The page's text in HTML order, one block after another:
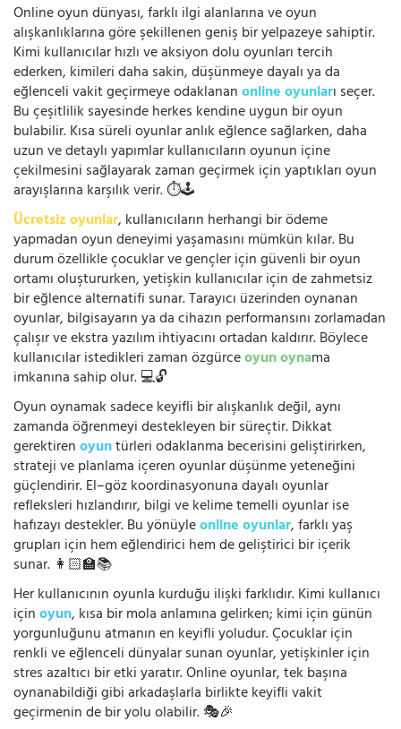
Online oyun dünyası, farklı ilgi alanlarına ve oyun
alışkanlıklarına göre şekillenen geniş bir yelpazeye sahiptir.
Kimi kullanıcılar hızlı ve aksiyon dolu oyunları tercih
ederken, kimileri daha sakin, düşünmeye dayalı ya da
eğlenceli vakit geçirmeye odaklananonline oyunları seçer.
Bu çeşitlilik sayesinde herkes kendine uygun bir oyun
bulabilir. Kısa süreli oyunlar anlık eğlence sağlarken, daha
uzun ve detaylı yapımlar kullanıcıların oyunun içine
çekilmesini sağlayarak zaman geçirmek için yaptıkları oyun
arayışlarına karşılık verir. ⏱️🕹️
Ücretsiz oyunlar, kullanıcıların herhangi bir ödeme
yapmadan oyun deneyimi yaşamasını mümkün kılar. Bu
durum özellikle çocuklar ve gençler için güvenli bir oyun
ortamı oluştururken, yetişkin kullanıcılar için de zahmetsiz
bir eğlence alternatifi sunar. Tarayıcı üzerinden oynanan
oyunlar, bilgisayarın ya da cihazın performansını zorlamadan
çalışır ve ekstra yazılım ihtiyacını ortadan kaldırır. Böylece
kullanıcılar istedikleri zaman özgürceoyun oynama
imkanına sahip olur. 💻🔓
Oyun oynamak sadece keyifli bir alışkanlık değil, aynı
zamanda öğrenmeyi destekleyen bir süreçtir. Dikkat
gerektirenoyuntürleri odaklanma becerisini geliştirirken,
strateji ve planlama içeren oyunlar düşünme yeteneğini
güçlendirir. El–göz koordinasyonuna dayalı oyunlar
refleksleri hızlandırır, bilgi ve kelime temelli oyunlar ise
hafızayı destekler. Bu yönüyleonline oyunlar, farklı yaş
grupları için hem eğlendirici hem de geliştirici bir içerik
sunar. 👩🏻‍🏫📚
Her kullanıcının oyunla kurduğu ilişki farklıdır. Kimi kullanıcı
içinoyun, kısa bir mola anlamına gelirken; kimi için günün
yorgunluğunu atmanın en keyifli yoludur. Çocuklar için
renkli ve eğlenceli dünyalar sunan oyunlar, yetişkinler için
stres azaltıcı bir etki yaratır. Online oyunlar, tek başına
oynanabildiği gibi arkadaşlarla birlikte keyifli vakit
geçirmenin de bir yolu olabilir. 🎭🎉